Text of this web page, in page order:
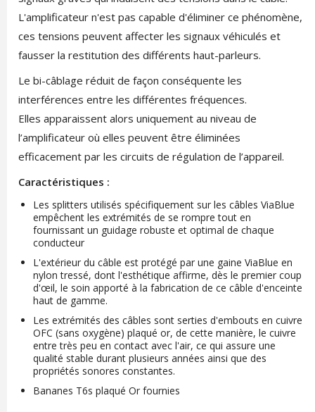
L'amplificateur n'est pas capable d'éliminer ce phénomène,
ces tensions peuvent affecter les signaux véhiculés et
fausser la restitution des différents haut-parleurs.
Le bi-câblage réduit de façon conséquente les
interférences entre les différentes fréquences.
Elles apparaissent alors uniquement au niveau de
l’amplificateur où elles peuvent être éliminées
efficacement par les circuits de régulation de l’appareil.
Caractéristiques :
Les splitters utilisés spécifiquement sur les câbles ViaBlue
empêchent les extrémités de se rompre tout en
fournissant un guidage robuste et optimal de chaque
conducteur
L'extérieur du câble est protégé par une gaine ViaBlue en
nylon tressé, dont l'esthétique affirme, dès le premier coup
d'œil, le soin apporté à la fabrication de ce câble d'enceinte
haut de gamme.
Les extrémités des câbles sont serties d'embouts en cuivre
OFC (sans oxygène) plaqué or, de cette manière, le cuivre
entre très peu en contact avec l'air, ce qui assure une
qualité stable durant plusieurs années ainsi que des
propriétés sonores constantes.
Bananes T6s plaqué Or fournies